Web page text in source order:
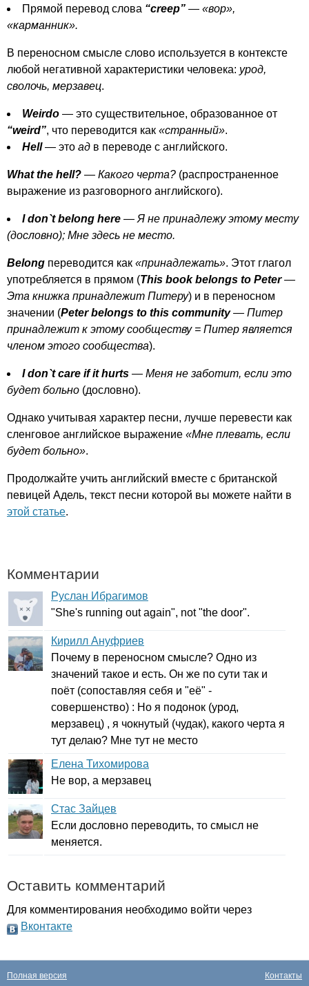
Прямой перевод слова “creep” — «вор»,
«карманник».
В переносном смысле слово используется в контексте
любой негативной характеристики человека: урод,
сволочь, мерзавец.
Weirdo — это существительное, образованное от
“weird”, что переводится как «странный».
Hell— это ад в переводе с английского.
What the hell? — Какого черта? (распространенное
выражение из разговорного английского).
I don`t belong here — Я не принадлежу этому месту
(дословно); Мне здесь не место.
Belong переводится как «принадлежать». Этот глагол
употребляется в прямом (This book belongs to Peter—
Эта книжка принадлежит Питеру) и в переносном
значении (Peter belongs to this community— Питер
принадлежит к этому сообществу = Питер является
членом этого сообщества).
I don`t care if it hurts — Меня не заботит, если это
будет больно (дословно).
Однако учитывая характер песни, лучше перевести как
сленговое английское выражение «Мне плевать, если
будет больно».
Продолжайте учить английский вместе с британской
певицей Адель, текст песни которой вы можете найти в
этой статье.
Комментарии
Руслан Ибрагимов
"She's running out again", not"the door".
Кирилл Ануфриев
Почему в переносном смысле? Одно из
значений такое и есть. Он же по сути так и
поёт (сопоставляя себя и "её" -
совершенство) : Но я подонок (урод,
мерзавец) , я чокнутый (чудак), какого черта я
тут делаю? Мне тут не место
Елена Тихомирова
Не вор, а мерзавец
Стас Зайцев
Если дословно переводить, то смысл не
меняется.
Оставить комментарий
Для комментирования необходимо войти через
Вконтакте
Контакты
Полная версия